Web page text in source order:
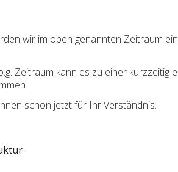
wir im oben genannten Zeitraum
Zeitraum kann es zu einer kurzzeitig
schon jetzt für Ihr Verständnis.